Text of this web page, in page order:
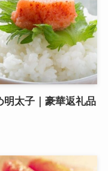
明太子｜豪華返礼品